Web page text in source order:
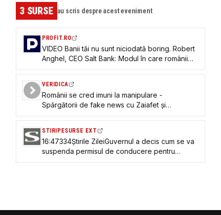
3SURSE au scris despre acest eveniment
PROFIT.RO
VIDEO Banii tăi nu sunt niciodată boring. Robert
Anghel, CEO Salt Bank: Modul în care românii
aleg să acumuleze avere se schimbă puternic.
mici - Profit.ro Live TV
VERIDICA
Românii se cred imuni la manipulare -
Spărgătorii de fake news cu Zaiafet și
Geminschi
STIRIPESURSE EXT
16:47334Știrile ZileiGuvernul a decis cum se va
suspenda permisul de conducere pentru
neplata amenzilor: Românii vor primi somație!